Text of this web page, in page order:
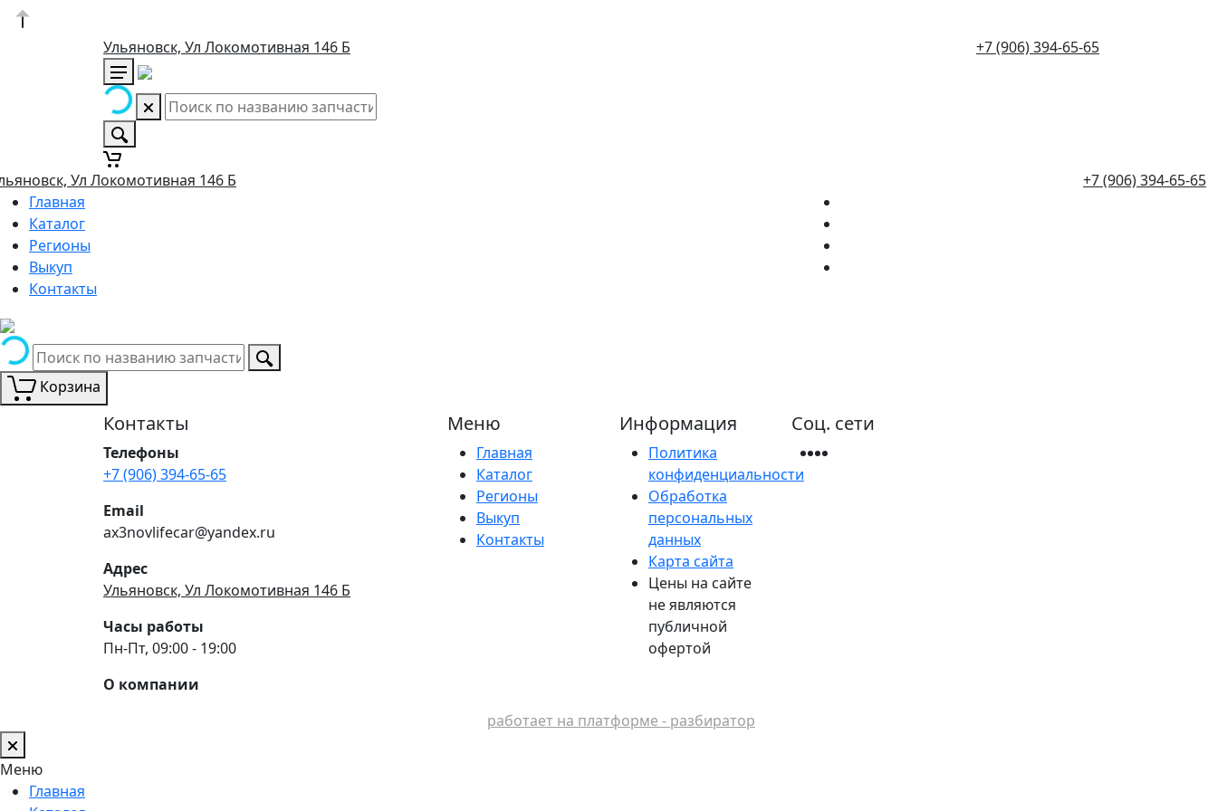
Ульяновск, Ул Локомотивная 146 Б +7 (906) 394-65-65
Ул Локомотивная 146 Б
+7 (906) 394-65-65
Главная
Каталог
Регионы
Выкуп
Контакты
Корзина
Контакты
Телефоны
+7 (906) 394-65-65
Email
ax3novlifecar@yandex.ru
Адрес
Ульяновск, Ул Локомотивная 146 Б
Часы работы
Пн-Пт, 09:00 - 19:00
О компании
Меню
Главная
Каталог
Регионы
Выкуп
Контакты
Информация
Политика
конфиденциальности
Обработка
персональных
данных
Карта сайта
Цены на сайте
не являются
публичной
офертой
Соц. сети
работает на платформе - разбиратор
Меню
Главная